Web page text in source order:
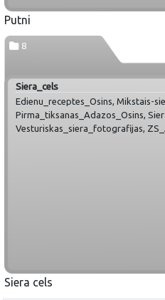
Putni
8
Siera_cels
Edienu_receptes_Osins, Mikstais-
Pirma_tiksanas_Adazos_Osins,
Vesturiskas_siera_fotografijas,
Siera cels